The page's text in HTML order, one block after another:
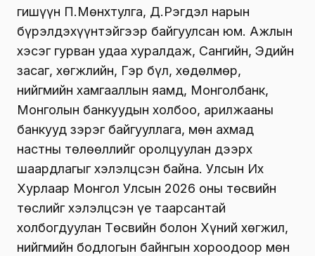
гишүүн П.Мөнхтулга, Д.Рэгдэл нарын
бүрэлдэхүүнтэйгээр байгуулсан юм. Ажлын
хэсэг гурван удаа хуралдаж, Сангийн, Эдийн
засаг, хөгжлийн, Гэр бүл, хөдөлмөр,
нийгмийн хамгааллын яамд, Монголбанк,
Монголын банкуудын холбоо, арилжааны
банкууд зэрэг байгууллага, мөн ахмад
настны төлөөллийг оролцуулан дээрх
шаардлагыг хэлэлцсэн байна. Улсын Их
Хурлаар Монгол Улсын 2026 оны төсвийн
төслийг хэлэлцсэн үе таарсантай
холбогдуулан Төсвийн болон Хүний хөгжил,
нийгмийн бодлогын байнгын хороодоор мөн